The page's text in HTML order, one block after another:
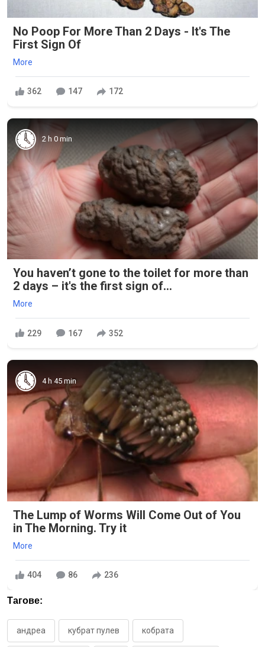
No Poop For More Than 2 Days - It's The
First Sign Of
More
362 147 172
2 h 0 min
You haven’t gone to the toilet for more than
2 days – it's the first sign of...
More
229 167 352
4 h 45 min
The Lump of Worms Will Come Out of You
in The Morning. Try it
More
404 86 236
Тагове:
андреа кубрат пулев кобрата